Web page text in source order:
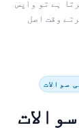
ہے تو واپس
وقت اصل
سوالات